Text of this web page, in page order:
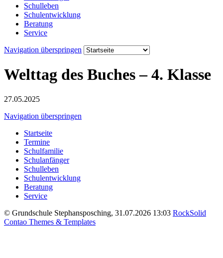
Schulleben
Schulentwicklung
Beratung
Service
Navigation überspringen
Welttag des Buches – 4. Klasse
27.05.2025
Navigation überspringen
Startseite
Termine
Schulfamilie
Schulanfänger
Schulleben
Schulentwicklung
Beratung
Service
© Grundschule Stephansposching, 31.07.2026 13:03 RockSolid
Contao Themes & Templates